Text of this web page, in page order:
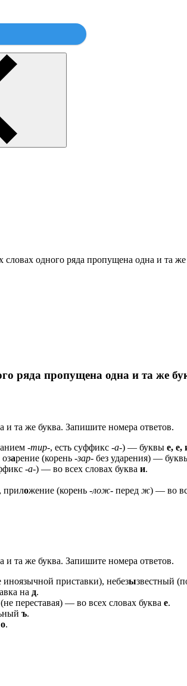
одного ряда пропущена одна и та
ряда пропущена одна и та же
и та же буква. Запишите номера ответов.
-тир-, есть суффикс -а-) — буквы е, е,
озарение (корень -зар- без ударения) —
-а-) — во всех словах буква и.
приложение (корень -лож- перед ж) — во
и та же буква. Запишите номера ответов.
иноязычной приставки), небезызвестный
на д.
переставая) — во всех словах буква е.
ъ.
.